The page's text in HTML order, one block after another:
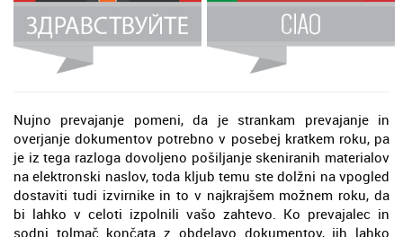
Nujno prevajanje pomeni, da je strankam prevajanje in
overjanje dokumentov potrebno v posebej kratkem roku, pa
je iz tega razloga dovoljeno pošiljanje skeniranih materialov
na elektronski naslov, toda kljub temu ste dolžni na vpogled
dostaviti tudi izvirnike in to v najkrajšem možnem roku, da
bi lahko v celoti izpolnili vašo zahtevo. Ko prevajalec in
sodni tolmač končata z obdelavo dokumentov, jih lahko